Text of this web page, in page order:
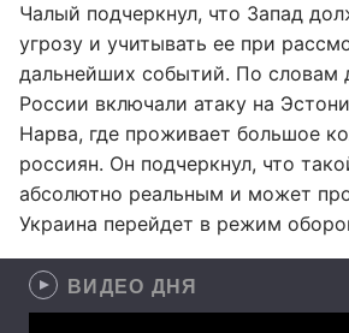
Чалый подчеркнул, что Запад
угрозу и учитывать ее при
дальнейших событий. По словам
России включали атаку на
Нарва, где проживает большое
россиян. Он подчеркнул, что
абсолютно реальным и может
Украина перейдет в режим
ВИДЕО ДНЯ